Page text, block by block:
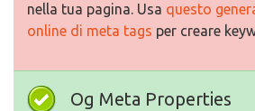
nella tua pagina. Usa questo
online di meta tags per creare
Og Meta Properties